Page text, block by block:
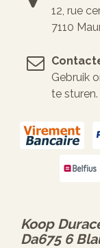
12, rue
7110
Gebruik
te sturen.
Koop
Da675 6